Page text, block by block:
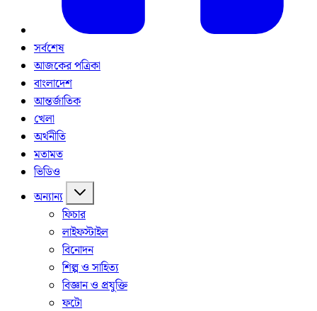
সর্বশেষ
আজকের পত্রিকা
বাংলাদেশ
আন্তর্জাতিক
খেলা
অর্থনীতি
মতামত
ভিডিও
অন্যান্য
ফিচার
লাইফস্টাইল
বিনোদন
শিল্প ও সাহিত্য
বিজ্ঞান ও প্রযুক্তি
ফটো